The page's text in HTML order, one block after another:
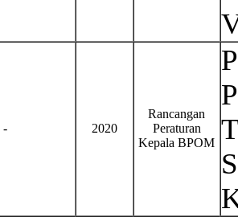
- 2020
Rancangan
Peraturan
Kepala BPOM